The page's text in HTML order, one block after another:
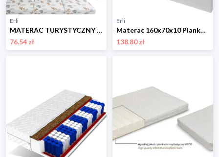
Erli
MATERAC TURYSTYCZNY 120x60 składany PUFA TORBA dla dziecka do ŁÓŻECZKA 23
76.54 zł
Erli
Materac 160x70x10 Piankowy H3 Dziecięcy Certyfikat OEKO-TEX Cały Wyrób
138.80 zł